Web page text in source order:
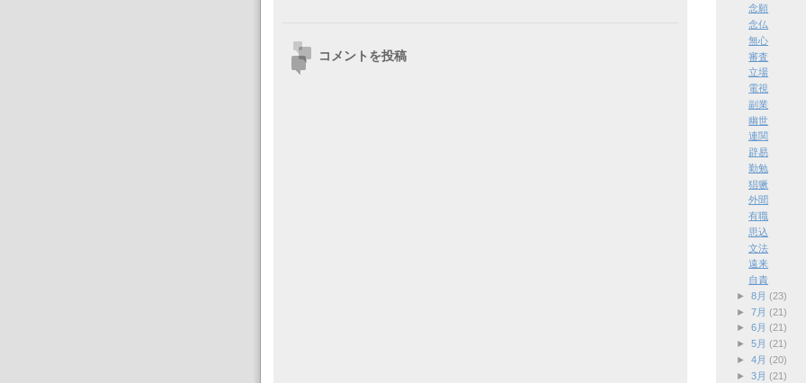
コメントを投稿
念願
念仏
無心
審査
立場
電視
副業
幽世
連関
辟易
勤勉
猖獗
外聞
有職
思込
文法
遠来
自責
► 8月 (23)
► 7月 (21)
► 6月 (21)
► 5月 (21)
► 4月 (20)
► 3月 (21)